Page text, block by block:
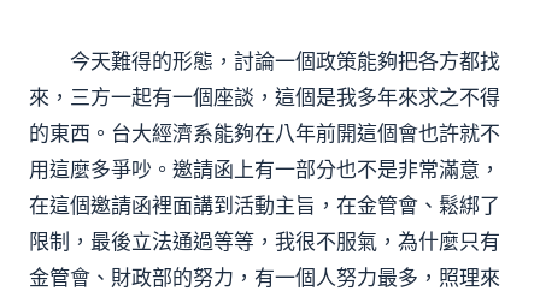
今天難得的形態，討論一個政策能夠把各方都找
來，三方一起有一個座談，這個是我多年來求之不得
的東西。台大經濟系能夠在八年前開這個會也許就不
用這麼多爭吵。邀請函上有一部分也不是非常滿意，
在這個邀請函裡面講到活動主旨，在金管會、鬆綁了
限制，最後立法通過等等，我很不服氣，為什麼只有
金管會、財政部的努力，有一個人努力最多，照理來